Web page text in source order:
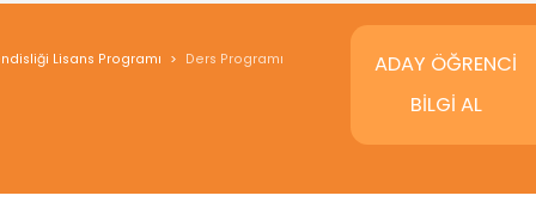
Lisans Programı Ders Programı
ADAY ÖĞRENCİ
BİLGİ AL